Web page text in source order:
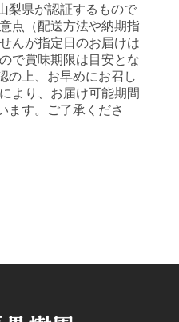
梨県が認証するもので
点（配送方法や納期指
んが指定日のお届けは
で賞味期限は目安とな
の上、お早めにお召し
より、お届け可能期間
ます。ご了承くださ